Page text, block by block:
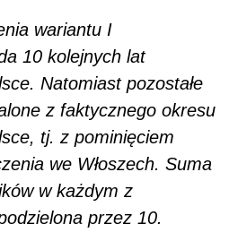
wariantu I
10 kolejnych lat
Natomiast pozostałe
z faktycznego okresu
tj. z pominięciem
we Włoszech. Suma
w każdym z
przez 10.